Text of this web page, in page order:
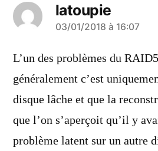
latoupie
a
dit :
03/01/2018 à 16:07
L’un des problèmes du
généralement c’est
disque lâche et que la
que l’on s’aperçoit qu’il y
problème latent sur un autre